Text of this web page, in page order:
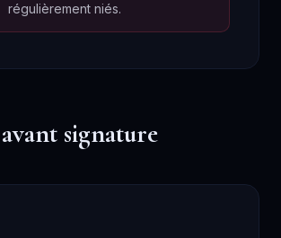
régulièrement niés.
signature